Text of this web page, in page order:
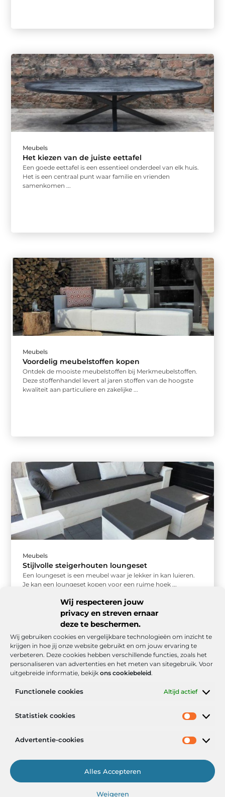
Wij respecteren jouw
privacy en streven ernaar
deze te beschermen.
Wij gebruiken cookies en vergelijkbare technologieën om inzicht te
krijgen in hoe jij onze website gebruikt en om jouw ervaring te
verbeteren. Deze cookies hebben verschillende functies, zoals het
personaliseren van advertenties en het meten van sitegebruik. Voor
uitgebreide informatie, bekijk ons cookiebeleid.
Functionele cookies Altijd actief
Statistiek cookies
Advertentie-cookies
Alles Accepteren
Weigeren
Meubels
Het kiezen van de juiste eettafel
Een goede eettafel is een essentieel onderdeel van elk huis.
Het is een centraal punt waar familie en vrienden
samenkomen ...
Meubels
Voordelig meubelstoffen kopen
Ontdek de mooiste meubelstoffen bij Merkmeubelstoffen.
Deze stoffenhandel levert al jaren stoffen van de hoogste
kwaliteit aan particuliere en zakelijke ...
Meubels
Stijlvolle steigerhouten loungeset
Een loungeset is een meubel waar je lekker in kan luieren.
Je kan een loungeset kopen voor een ruime hoek ...
Het Portaal voor Inzichten en Inspiratie
Onze informatie